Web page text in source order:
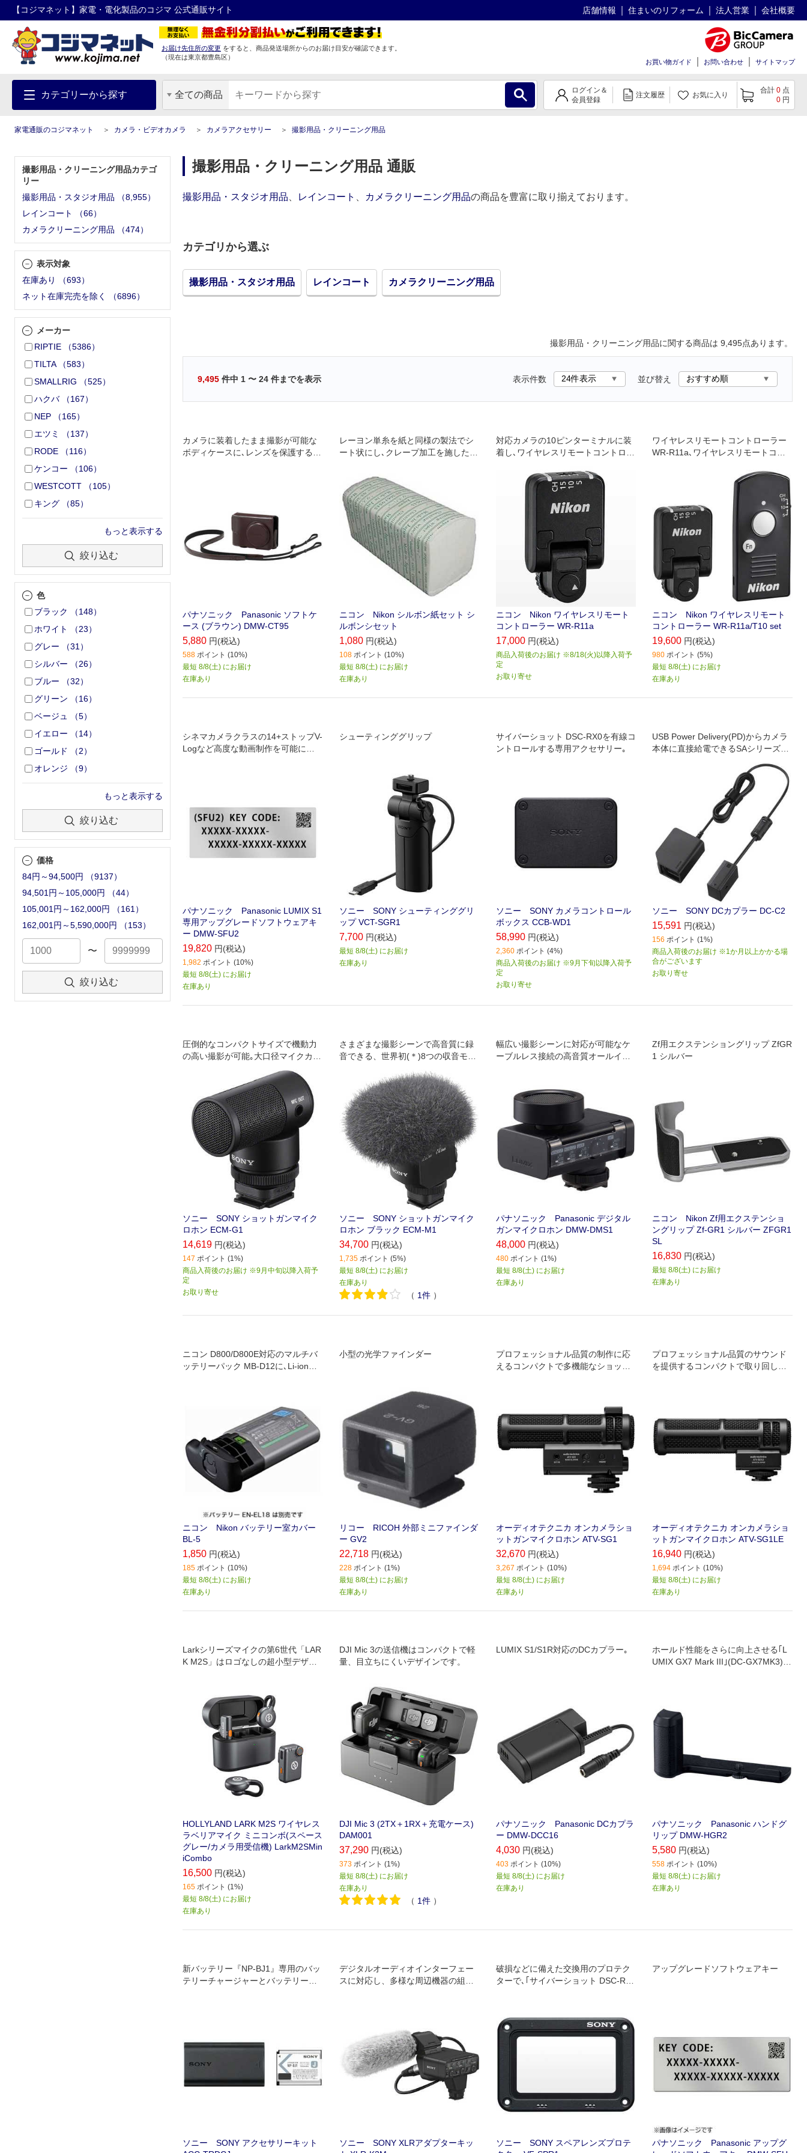
【コジマネット】家電・電化製品のコジマ 公式通販サイト 店舗情報 住まいのリフォーム 法人営業 会社概要
お届け先住所の変更 をすると、商品発送場所からのお届け目安が確認できます。
（現在は東京都豊島区）
お買い物ガイド お問い合わせ サイトマップ
カテゴリーから探す 全ての商品
ログイン＆
会員登録
注文履歴 お気に入り
合計 0 点
0 円
家電通販のコジマネット カメラ・ビデオカメラ カメラアクセサリー 撮影用品・クリーニング用品
撮影用品・クリーニング用品カテゴ
リー
撮影用品・スタジオ用品
（8,955）
レインコート
（66）
カメラクリーニング用品
（474）
表示対象
在庫あり
（693）
ネット在庫完売を除く
（6896）
メーカー
RIPTIE
（5386）
TILTA
（583）
SMALLRIG
（525）
ハクバ
（167）
NEP
（165）
エツミ
（137）
RODE
（116）
ケンコー
（106）
WESTCOTT
（105）
キング
（85）
もっと表示する
絞り込む
色
ブラック
（148）
ホワイト
（23）
グレー
（31 ）
シルバー
（26）
ブルー
（32）
グリーン
（16）
ベージュ
（5）
イエロー
（14）
ゴールド
（2）
オレンジ
（9）
もっと表示する
絞り込む
価格
84円～94,500円
（9137）
94,501円～105,000円
（44）
105,001円～162,000円
（161 ）
162,001円～5,590,000円
（153）
〜
絞り込む
撮影用品・クリーニング用品 通販
撮影用品・スタジオ用品 レインコート カメラクリーニング用品の商品を豊富に取り揃えております。
カテゴリから選ぶ
撮影用品・スタジオ用品 レインコート カメラクリーニング用品
撮影用品・クリーニング用品に関する商品は 9,495点あります。
9,495 件中 1 〜 24 件までを表示 表示件数 並び替え
カメラに装着したまま撮影が可能な
ボディケースに､レンズを保護するジ
パナソニック Panasonic ソフトケ
ース (ブラウン) DMW-CT95
5,880 円(税込)
588 ポイント (10%)
最短 8/8(土) にお届け
在庫あり
レーヨン単糸を紙と同様の製法でシ
ート状にし､クレープ加工を施したも
クリーニングペーパーです
ニコン Nikon シルボン紙セット シ
ルボンシセット
1,080 円(税込)
108 ポイント (10%)
最短 8/8(土) にお届け
在庫あり
対応カメラの10ピンターミナルに装
着し､ワイヤレスリモートコントロー
複数の無人カメラの同時レリーズな
どをワイヤレスで行えるリモートコ
ントローラーです｡
ニコン Nikon ワイヤレスリモート
コントローラー WR-R11a
17,000 円(税込)
商品入荷後のお届け ※8/18(火)以降入荷予
定
お取り寄せ
ワイヤレスリモートコントローラー
WR-R11a､ワイヤレスリモートコン
ニコン Nikon ワイヤレスリモート
コントローラー WR-R11a/T10 set
19,600 円(税込)
980 ポイント (5%)
最短 8/8(土) にお届け
在庫あり
シネマカメラクラスの14+ストップV-
Logなど高度な動画制作を可能にす
パナソニック Panasonic LUMIX S1
専用アップグレードソフトウェアキ
ー DMW-SFU2
19,820 円(税込)
1,982 ポイント (10%)
最短 8/8(土) にお届け
在庫あり
シューティンググリップ
ソニー SONY シューティンググリ
ップ VCT-SGR1
7,700 円(税込)
最短 8/8(土) にお届け
在庫あり
サイバーショット DSC-RX0を有線コ
ントロールする専用アクセサリー｡
ソニー SONY カメラコントロール
ボックス CCB-WD1
58,990 円(税込)
2,360 ポイント (4%)
商品入荷後のお届け ※9月下旬以降入荷予
定
お取り寄せ
USB Power Delivery(PD)からカメラ
本体に直接給電できるSAシリーズバ
ソニー SONY DCカプラー DC-C2
15,591 円(税込)
156 ポイント (1%)
商品入荷後のお届け ※1か月以上かかる場
合がございます
お取り寄せ
圧倒的なコンパクトサイズで機動力
の高い撮影が可能｡大口径マイクカプ
音できるショットガンマイクロホン
ソニー SONY ショットガンマイク
ロホン ECM-G1
14,619 円(税込)
147 ポイント (1%)
商品入荷後のお届け ※9月中旬以降入荷予
定
お取り寄せ
さまざまな撮影シーンで高音質に録
音できる、世界初(＊)8つの収音モー
ョットガンマイクロホン
ソニー SONY ショットガンマイク
ロホン ブラック ECM-M1
34,700 円(税込)
1,735 ポイント (5%)
最短 8/8(土) にお届け
在庫あり
（ 1件 ）
幅広い撮影シーンに対応が可能なケ
ーブルレス接続の高音質オールイン
パナソニック Panasonic デジタル
ガンマイクロホン DMW-DMS1
48,000 円(税込)
480 ポイント (1%)
最短 8/8(土) にお届け
在庫あり
Zf用エクステンショングリップ ZfGR
1 シルバー
ニコン Nikon Zf用エクステンショ
ングリップ Zf-GR1 シルバー ZFGR1
SL
16,830 円(税込)
最短 8/8(土) にお届け
在庫あり
ニコン D800/D800E対応のマルチバ
ッテリーパック MB-D12に､Li-ionリ
ニコン Nikon バッテリー室カバー
BL-5
1,850 円(税込)
185 ポイント (10%)
最短 8/8(土) にお届け
在庫あり
小型の光学ファインダー
リコー RICOH 外部ミニファインダ
ー GV2
22,718 円(税込)
228 ポイント (1%)
最短 8/8(土) にお届け
在庫あり
プロフェッショナル品質の制作に応
えるコンパクトで多機能なショット
オーディオテクニカ オンカメラショ
ットガンマイクロホン ATV-SG1
32,670 円(税込)
3,267 ポイント (10%)
最短 8/8(土) にお届け
在庫あり
プロフェッショナル品質のサウンド
を提供するコンパクトで取り回しや
オーディオテクニカ オンカメラショ
ットガンマイクロホン ATV-SG1LE
16,940 円(税込)
1,694 ポイント (10%)
最短 8/8(土) にお届け
在庫あり
Larkシリーズマイクの第6世代「LAR
K M2S」はロゴなしの超小型デザイ
HOLLYLAND LARK M2S ワイヤレス
ラベリアマイク ミニコンボ(スペース
グレー/カメラ用受信機) LarkM2SMin
iCombo
16,500 円(税込)
165 ポイント (1%)
最短 8/8(土) にお届け
在庫あり
DJI Mic 3の送信機はコンパクトで軽
量、目立ちにくいデザインです。
DJI Mic 3 (2TX＋1RX＋充電ケース)
DAM001
37,290 円(税込)
373 ポイント (1%)
最短 8/8(土) にお届け
在庫あり
（ 1件 ）
LUMIX S1/S1R対応のDCカプラー｡
パナソニック Panasonic DCカプラ
ー DMW-DCC16
4,030 円(税込)
403 ポイント (10%)
最短 8/8(土) にお届け
在庫あり
ホールド性能をさらに向上させる｢L
UMIX GX7 Mark III｣(DC-GX7MK3)対
パナソニック Panasonic ハンドグ
リップ DMW-HGR2
5,580 円(税込)
558 ポイント (10%)
最短 8/8(土) にお届け
在庫あり
新バッテリー『NP-BJ1』専用のバッ
テリーチャージャーとバッテリーの
ソニー SONY アクセサリーキット
デジタルオーディオインターフェー
スに対応し、多様な周辺機器の組み
ソニー SONY XLRアダプターキッ
破損などに備えた交換用のプロテク
ターで､｢サイバーショット DSC-RX
ソニー SONY スペアレンズプロテ
アップグレードソフトウェアキー
パナソニック Panasonic アップグ